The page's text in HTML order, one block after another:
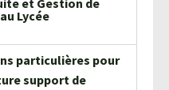
Lycée
particulières pour
support de